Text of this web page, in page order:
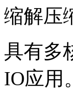
缩解压
具有多
IO应用。